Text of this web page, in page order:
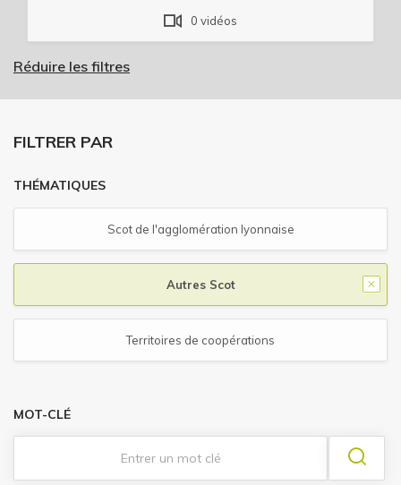
0 vidéos
Réduire les filtres
FILTRER PAR
THÉMATIQUES
Scot de l'agglomération lyonnaise
Autres Scot
Territoires de coopérations
MOT-CLÉ